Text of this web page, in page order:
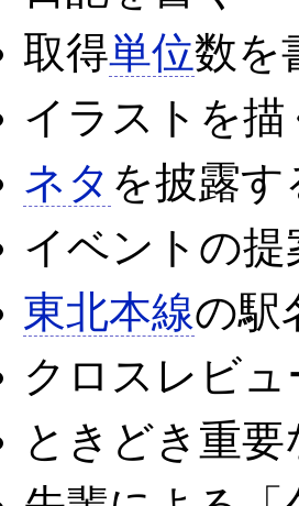
取得単位数を
イラストを描
ネタ を披露す
イベントの
東北本線の駅
クロスレビュ
ときどき重要